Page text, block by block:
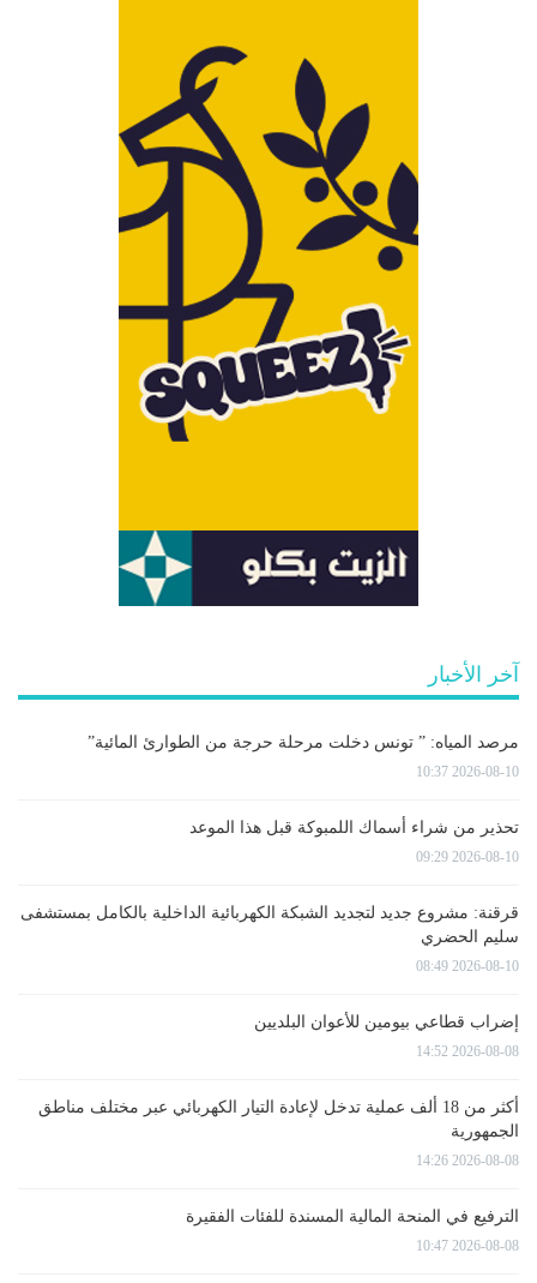
آخر الأخبار
مرصد المياه: ” تونس دخلت مرحلة حرجة من الطوارئ المائية”
2026-08-10 10:37
تحذير من شراء أسماك اللمبوكة قبل هذا الموعد
2026-08-10 09:29
قرقنة: مشروع جديد لتجديد الشبكة الكهربائية الداخلية بالكامل بمستشفى
سليم الحضري
2026-08-10 08:49
إضراب قطاعي بيومين للأعوان البلديين
2026-08-08 14:52
أكثر من 18 ألف عملية تدخل لإعادة التيار الكهربائي عبر مختلف مناطق
الجمهورية
2026-08-08 14:26
الترفيع في المنحة المالية المسندة للفئات الفقيرة
2026-08-08 10:47